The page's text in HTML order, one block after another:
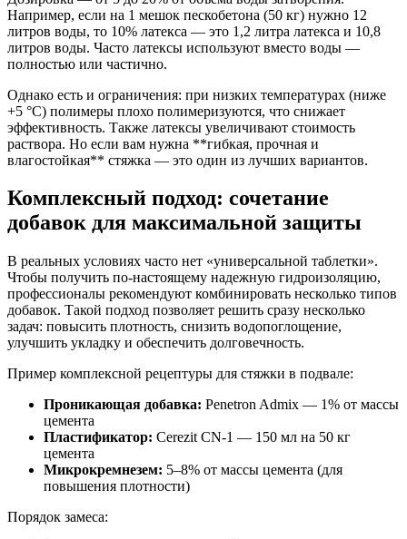
Например, если на 1 мешок пескобетона (50 кг) нужно 12
литров воды, то 10% латекса — это 1,2 литра латекса и 10,8
литров воды. Часто латексы используют вместо воды —
полностью или частично.
Однако есть и ограничения: при низких температурах (ниже
+5 °C) полимеры плохо полимеризуются, что снижает
эффективность. Также латексы увеличивают стоимость
раствора. Но если вам нужна **гибкая, прочная и
влагостойкая** стяжка — это один из лучших вариантов.
Комплексный подход: сочетание
добавок для максимальной защиты
В реальных условиях часто нет «универсальной таблетки».
Чтобы получить по-настоящему надежную гидроизоляцию,
профессионалы рекомендуют комбинировать несколько типов
добавок. Такой подход позволяет решить сразу несколько
задач: повысить плотность, снизить водопоглощение,
улучшить укладку и обеспечить долговечность.
Пример комплексной рецептуры для стяжки в подвале:
Проникающая добавка: Penetron Admix — 1% от массы
цемента
Пластификатор: Cerezit CN-1 — 150 мл на 50 кг
цемента
Микрокремнезем: 5–8% от массы цемента (для
повышения плотности)
Порядок замеса: